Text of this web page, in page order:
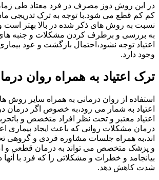
در این روش دوز مصرف در فرد معتاد طی
کم کم قطع می شود.با توجه به ترک تدریجی
نسبت به روش های ذکر شده در بالا بهتر است
به بررسی و برطرف کردن مشکلات و جنبه های
اعتیاد توجه نشود،احتمال بازگشت و عود
وجود دارد.
ترک اعتیاد به همراه روان
استفاده از روان درمانی به همراه سایر روش
اعتیاد به شمار می رود،به خصوص اگر درمان
اعتیاد معتبر و تحت نظر افراد متخصص و
درمان مشکلات روانی که باعث ایجاد بیماری
اند،به همراه جلسات مشاوره فردی و گروهی
و پزشک متخصص می تواند به درمان قطعی و
بیانجامد و خطرات و مشکلاتی را که فرد با
شدت کاهش دهد.